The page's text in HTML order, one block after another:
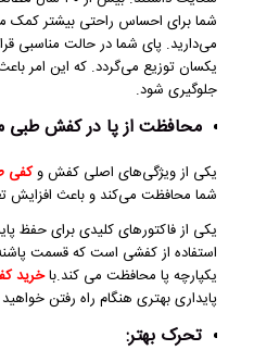
شما برای احساس راحتی بیشتر کمک
می‌دارید. پای شما در حالت مناسبی
یکسان توزیع می‌گردد. که این امر
جلوگیری شود.
محافظت از پا در کفش طبی
یکی از ویژگی‌های اصلی کفش وکفی
شما محافظت می‌کند و باعث افزایش
یکی از فاکتورهای کلیدی برای حفظ
استفاده از کفشی است که قسمت
یکپارچه پا محافظت می‌ کند.باخرید
پایداری بهتری هنگام راه رفتن
تحرک بهتر: